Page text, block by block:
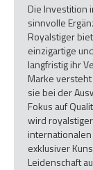
Die Investition
sinnvolle
Royalstiger
einzigartige
langfristig ihr
Marke
sie bei der
Fokus auf
wird
exklusiver
Leidenschaft